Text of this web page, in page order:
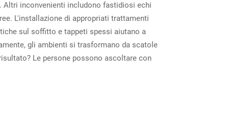
Altri inconvenienti includono fastidiosi echi
L'installazione di appropriati trattamenti
sul soffitto e tappeti spessi aiutano a
gli ambienti si trasformano da scatole
Le persone possono ascoltare con